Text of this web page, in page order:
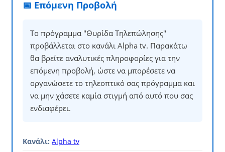
📅 Επόμενη Προβολή
Το πρόγραμμα "Θυρίδα Τηλεπώλησης"
προβάλλεται στο κανάλι Alpha tv. Παρακάτω
θα βρείτε αναλυτικές πληροφορίες για την
επόμενη προβολή, ώστε να μπορέσετε να
οργανώσετε το τηλεοπτικό σας πρόγραμμα και
να μην χάσετε καμία στιγμή από αυτό που σας
ενδιαφέρει.
Κανάλι: Alpha tv